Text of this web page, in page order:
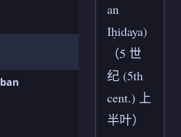
an
Iḥidaya)
（5 世
纪 (5th
cent.) 上
半叶）